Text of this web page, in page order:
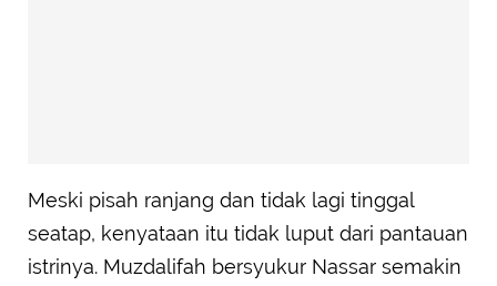
Meski pisah ranjang dan tidak lagi tinggal
seatap, kenyataan itu tidak luput dari pantauan
istrinya. Muzdalifah bersyukur Nassar semakin